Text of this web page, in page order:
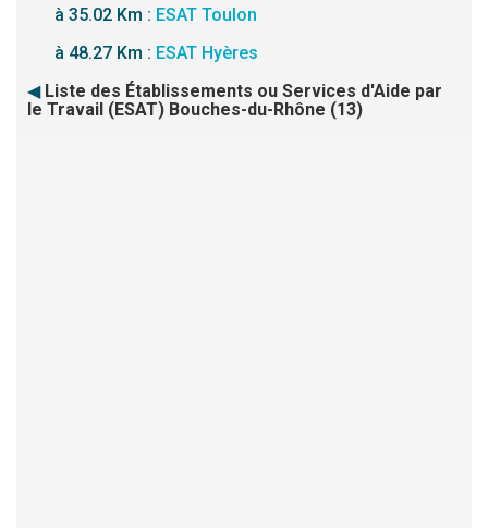
à 35.02 Km : ESAT Toulon
à 48.27 Km : ESAT Hyères
◀ Liste des Établissements ou Services d'Aide par
le Travail (ESAT) Bouches-du-Rhône (13)